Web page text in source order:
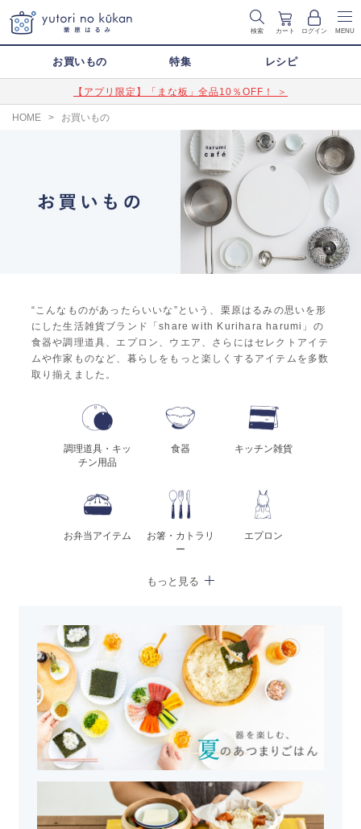
検索 カート ログイン MENU
お買いもの 特集 レシピ
【アプリ限定】「まな板」全品10％OFF！ ＞
HOME > お買いもの
“こんなものがあったらいいな”という、栗原はるみの思いを形
にした生活雑貨ブランド「share with Kurihara harumi」の
食器や調理道具、エプロン、ウエア、さらにはセレクトアイテ
ムや作家ものなど、暮らしをもっと楽しくするアイテムを多数
取り揃えました。
調理道具・キッ
チン用品
食器 キッチン雑貨
お弁当アイテム
お箸・カトラリ
ー
エプロン